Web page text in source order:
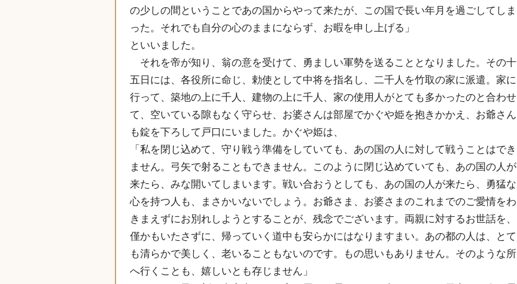
の少しの間ということであの国からやって来たが、この国で長い年月を過ごしてしま
った。それでも自分の心のままにならず、お暇を申し上げる」
といいました。
それを帝が知り、翁の意を受けて、勇ましい軍勢を送ることとなりました。その十
五日には、各役所に命じ、勅使として中将を指名し、二千人を竹取の家に派遣。家に
行って、築地の上に千人、建物の上に千人、家の使用人がとても多かったのと合わせ
て、空いている隙もなく守らせ、お婆さんは部屋でかぐや姫を抱きかかえ、お爺さん
も錠を下ろして戸口にいました。かぐや姫は、
「私を閉じ込めて、守り戦う準備をしていても、あの国の人に対して戦うことはでき
ません。弓矢で射ることもできません。このように閉じ込めていても、あの国の人が
来たら、みな開いてしまいます。戦い合おうとしても、あの国の人が来たら、勇猛な
心を持つ人も、まさかいないでしょう。お爺さま、お婆さまのこれまでのご愛情をわ
きまえずにお別れしようとすることが、残念でございます。両親に対するお世話を、
僅かもいたさずに、帰っていく道中も安らかにはなりますまい。あの都の人は、とて
も清らかで美しく、老いることもないのです。もの思いもありません。そのような所
へ行くことも、嬉しいとも存じません」